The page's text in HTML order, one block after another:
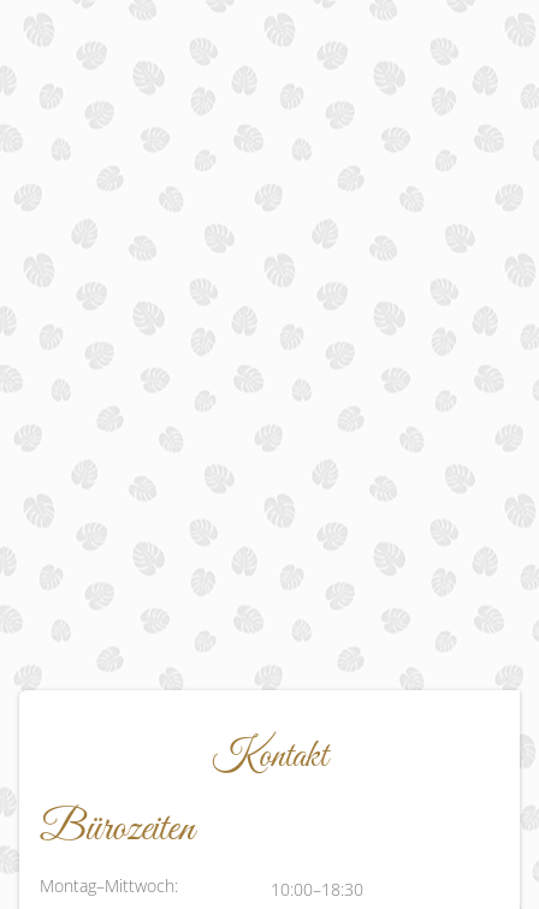
TÜRKEI URLAUBSREISEN
TÜRKEI HONEYMOON
TÜRKEI LUXUSREISEN
LUXUSREISEN
ADULTS ONLY REISEN
WELLNESS REISEN
REISEANFRAGEN
TERMINANFRAGEN
Bestätigen
Kontakt
Bürozeiten
Montag–Mittwoch:
10:00–18:30